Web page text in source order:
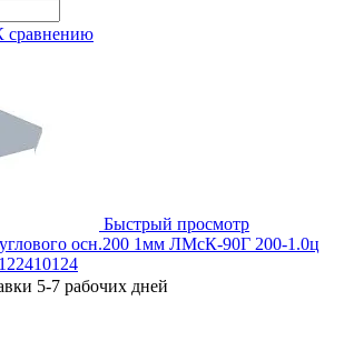
сравнению
Быстрый просмотр
осн.200 1мм ЛМсК-90Г 200-1.0ц
5-7 рабочих дней